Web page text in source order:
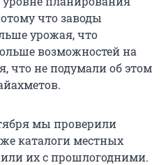
что заводы
урожая, что
возможностей на
что не подумали об этом
мы проверили
каталоги местных
их с прошлогодними.